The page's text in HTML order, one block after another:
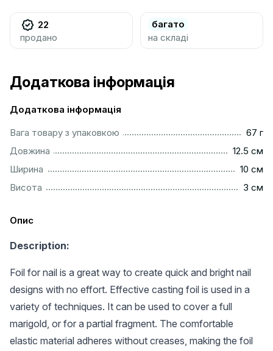
22
продано
багато
на складі
Додаткова інформація
Додаткова інформація
Вага товару з упаковкою
67 г
Довжина
12.5 см
Ширина
10 см
Висота
3 см
Опис
Description:
Foil for nail is a great way to create quick and bright nail
designs with no effort. Effective casting foil is used in a
variety of techniques. It can be used to cover a full
marigold, or for a partial fragment. The comfortable
elastic material adheres without creases, making the foil